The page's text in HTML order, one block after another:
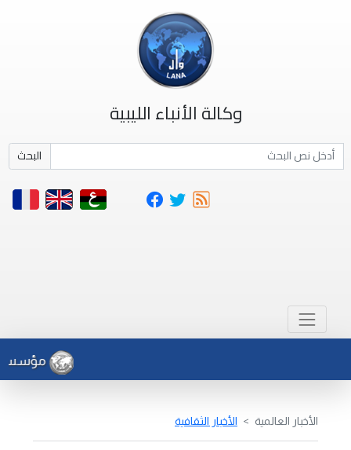
وكالة الأنباء الليبية
البحث
مؤسسة
الأخبار العالمية الأخبار الثقافية